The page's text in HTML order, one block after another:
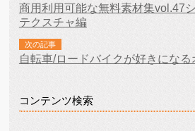
商用利用可能な無料素材集vol.47
テクスチャ編
次の記事
自転車/ロードバイクが好きにな
コンテンツ検索